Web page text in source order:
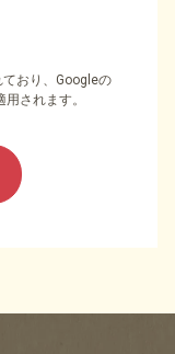
ており、Googleの
用されます。